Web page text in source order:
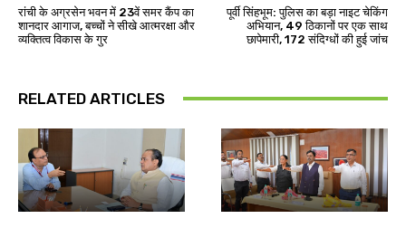
रांची के अग्रसेन भवन में 23वें समर कैंप का
शानदार आगाज, बच्चों ने सीखे आत्मरक्षा और
व्यक्तित्व विकास के गुर
पूर्वी सिंहभूम: पुलिस का बड़ा नाइट चेकिंग
अभियान, 49 ठिकानों पर एक साथ
छापेमारी, 172 संदिग्धों की हुई जांच
RELATED ARTICLES